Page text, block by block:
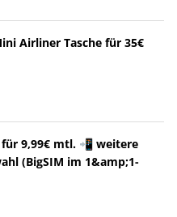
Airliner Tasche für 35€
für 9,99€ mtl. 📲 weitere
(BigSIM im 1&amp;1-